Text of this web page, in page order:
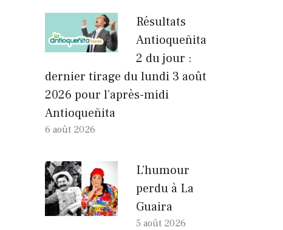
Résultats
Antioqueñita
2 du jour :
dernier tirage du lundi 3 août
2026 pour l’après-midi
Antioqueñita
6 août 2026
L’humour
perdu à La
Guaira
5 août 2026